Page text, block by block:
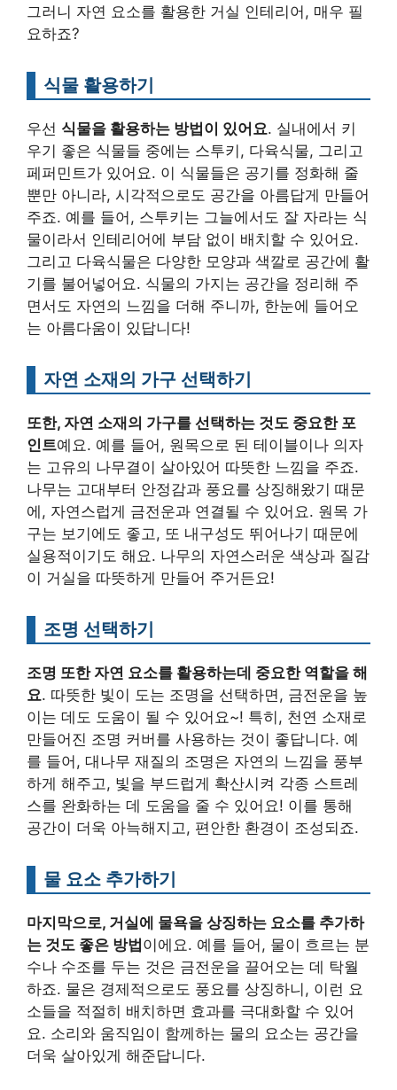
그러니 자연 요소를 활용한 거실 인테리어, 매우 필
요하죠?
식물 활용하기
우선 식물을 활용하는 방법이 있어요. 실내에서 키
우기 좋은 식물들 중에는 스투키, 다육식물, 그리고
페퍼민트가 있어요. 이 식물들은 공기를 정화해 줄
뿐만 아니라, 시각적으로도 공간을 아름답게 만들어
주죠. 예를 들어, 스투키는 그늘에서도 잘 자라는 식
물이라서 인테리어에 부담 없이 배치할 수 있어요.
그리고 다육식물은 다양한 모양과 색깔로 공간에 활
기를 불어넣어요. 식물의 가지는 공간을 정리해 주
면서도 자연의 느낌을 더해 주니까, 한눈에 들어오
는 아름다움이 있답니다!
자연 소재의 가구 선택하기
또한, 자연 소재의 가구를 선택하는 것도 중요한 포
인트예요. 예를 들어, 원목으로 된 테이블이나 의자
는 고유의 나무결이 살아있어 따뜻한 느낌을 주죠.
나무는 고대부터 안정감과 풍요를 상징해왔기 때문
에, 자연스럽게 금전운과 연결될 수 있어요. 원목 가
구는 보기에도 좋고, 또 내구성도 뛰어나기 때문에
실용적이기도 해요. 나무의 자연스러운 색상과 질감
이 거실을 따뜻하게 만들어 주거든요!
조명 선택하기
조명 또한 자연 요소를 활용하는데 중요한 역할을 해
요. 따뜻한 빛이 도는 조명을 선택하면, 금전운을 높
이는 데도 도움이 될 수 있어요~! 특히, 천연 소재로
만들어진 조명 커버를 사용하는 것이 좋답니다. 예
를 들어, 대나무 재질의 조명은 자연의 느낌을 풍부
하게 해주고, 빛을 부드럽게 확산시켜 각종 스트레
스를 완화하는 데 도움을 줄 수 있어요! 이를 통해
공간이 더욱 아늑해지고, 편안한 환경이 조성되죠.
물 요소 추가하기
마지막으로, 거실에 물욕을 상징하는 요소를 추가하
는 것도 좋은 방법이에요. 예를 들어, 물이 흐르는 분
수나 수조를 두는 것은 금전운을 끌어오는 데 탁월
하죠. 물은 경제적으로도 풍요를 상징하니, 이런 요
소들을 적절히 배치하면 효과를 극대화할 수 있어
요. 소리와 움직임이 함께하는 물의 요소는 공간을
더욱 살아있게 해준답니다.